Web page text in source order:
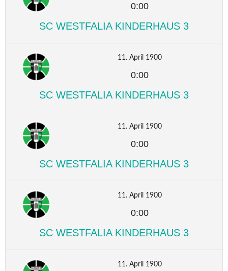
0:00
SC WESTFALIA KINDERHAUS 3
11. April 1900
0:00
SC WESTFALIA KINDERHAUS 3
11. April 1900
0:00
SC WESTFALIA KINDERHAUS 3
11. April 1900
0:00
SC WESTFALIA KINDERHAUS 3
11. April 1900